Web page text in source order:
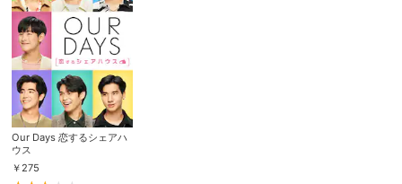
Our Days 恋するシェアハ
ウス
￥ 275